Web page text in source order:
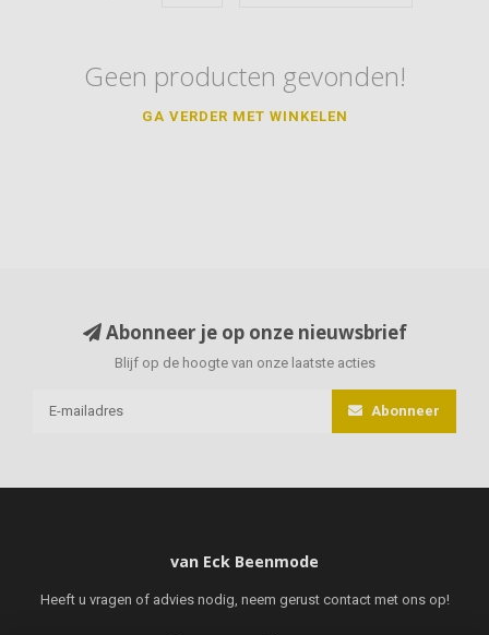
Geen producten gevonden!
GA VERDER MET WINKELEN
Abonneer je op onze nieuwsbrief
Blijf op de hoogte van onze laatste acties
Abonneer
van Eck Beenmode
Heeft u vragen of advies nodig, neem gerust contact met ons op!